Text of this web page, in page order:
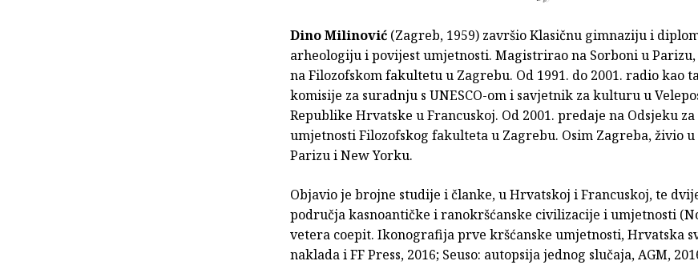
Dino Milinović (Zagreb, 1959) završio Klasičnu gimnaziju i
arheologiju i povijest umjetnosti. Magistrirao na Sorboni u
na Filozofskom fakultetu u Zagrebu. Od 1991. do 2001. radio kao
komisije za suradnju s UNESCO-om i savjetnik za kulturu u
Republike Hrvatske u Francuskoj. Od 2001. predaje na Odsjeku
umjetnosti Filozofskog fakulteta u Zagrebu. Osim Zagreba, živio
Parizu i New Yorku.
Objavio je brojne studije i članke, u Hrvatskoj i Francuskoj, te
područja kasnoantičke i ranokršćanske civilizacije i umjetnosti
vetera coepit. Ikonografija prve kršćanske umjetnosti, Hrvatska
naklada i FF Press, 2016; Seuso: autopsija jednog slučaja, AGM,